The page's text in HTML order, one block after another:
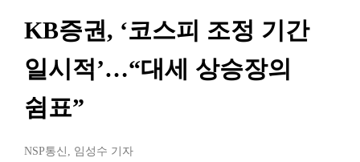
KB증권, ‘코스피 조정 기간
일시적’…“대세 상승장의
쉼표”
NSP통신 , 임성수 기자